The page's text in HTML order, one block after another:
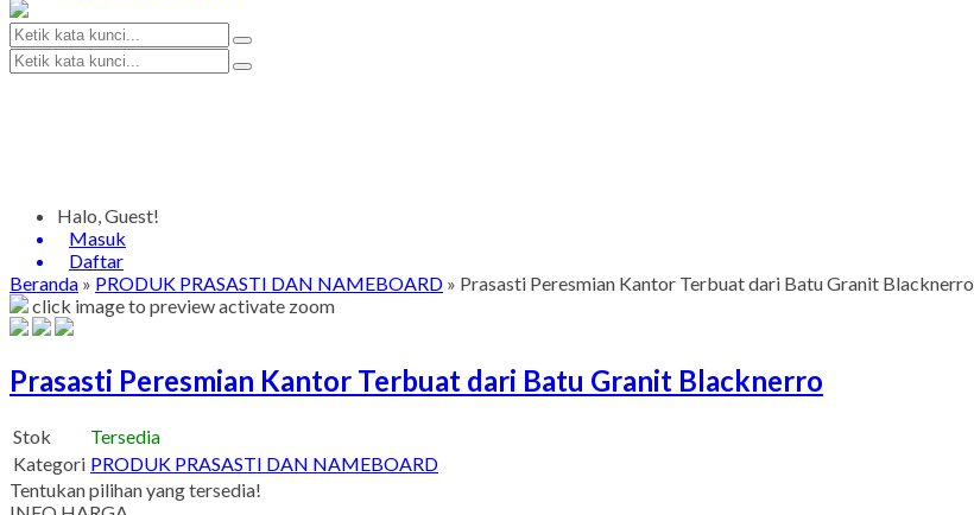
Halo, Guest!
Masuk
Daftar
Beranda » PRODUK PRASASTI DAN NAMEBOARD » Prasasti Peresmian Kantor Terbuat dari Batu Granit Blacknerro
click image to previewactivate zoom
Prasasti Peresmian Kantor Terbuat dari Batu Granit Blacknerro
Stok
Tersedia
Kategori PRODUK PRASASTI DAN NAMEBOARD
Tentukan pilihan yang tersedia!